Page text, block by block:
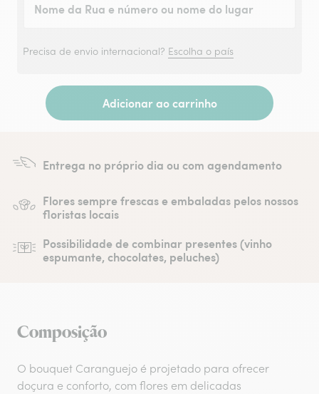
Nome da Rua e número ou nome do lugar
Precisa de envio internacional? Escolha o país
Adicionar ao carrinho
Entrega no próprio dia ou com agendamento
Flores sempre frescas e embaladas pelos nossos
floristas locais
Possibilidade de combinar presentes (vinho
espumante, chocolates, peluches)
Composição
O bouquet Caranguejo é projetado para ofrecer
doçura e conforto, com flores em delicadas